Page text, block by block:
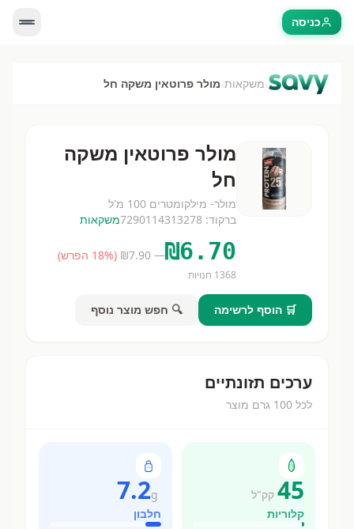
כניסה
›משקאות›מולר פרוטאין משקה חל
מולר פרוטאין משקה
חל
מולר- מילקומטרים 100 מ'ל
ברקוד: 7290114313278משקאות
₪6.70
— ₪
7.90
(
18% הפרש)
1368 חנויות
🛒 הוסף לרשימה 🔍 חפש מוצר נוסף
ערכים תזונתיים
לכל 100 גרם מוצר
45 קק"ל
קלוריות
7.2g
חלבון